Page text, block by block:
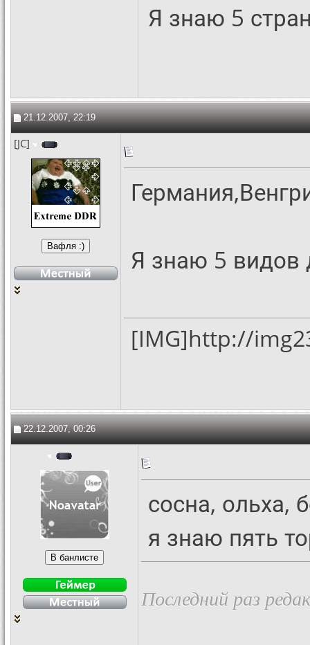
Я знаю 5
21.12.2007, 22:19
[JC]
Я знаю 5 видов
[IMG]http://
22.12.2007, 00:26
сосна, ольха,
я знаю пять
Последний раз